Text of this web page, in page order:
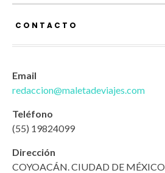
CONTACTO
Email
redaccion@maletadeviajes.com
Teléfono
(55) 19824099
Dirección
COYOACÁN. CIUDAD DE MÉXICO